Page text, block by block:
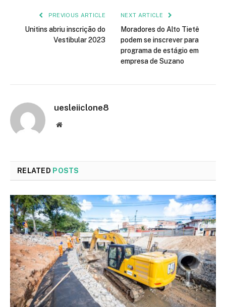
PREVIOUS ARTICLE
Unitins abriu inscrição do
Vestibular 2023
NEXT ARTICLE
Moradores do Alto Tietê
podem se inscrever para
programa de estágio em
empresa de Suzano
uesleiiclone8
Website
RELATED POSTS